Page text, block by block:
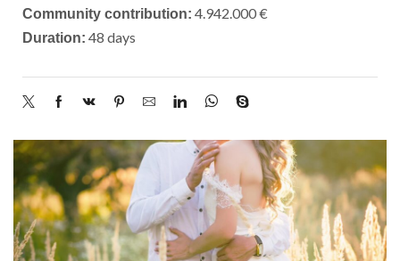
Community contribution: 4.942.000 €
Duration: 48 days